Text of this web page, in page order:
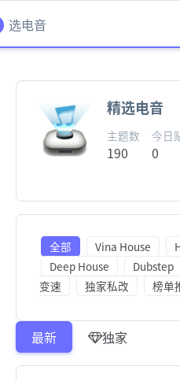
精选电音
精选电音
主题数
190
今日
0
全部 Vina House
Deep House
Dubstep
变速
独家私改 榜单
最新 独家